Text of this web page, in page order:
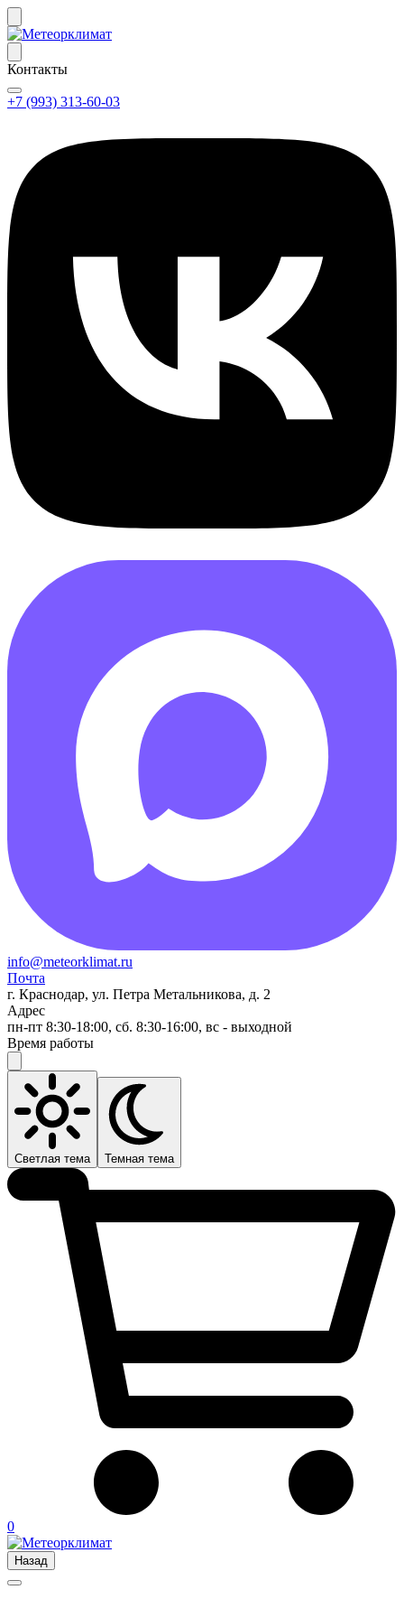
Контакты
+7 (993) 313-60-03
info@meteorklimat.ru
Почта
г. Краснодар, ул. Петра Метальникова, д. 2
Адрес
пн-пт 8:30-18:00, сб. 8:30-16:00, вс - выходной
Время работы
Светлая тема Темная тема
0
Назад